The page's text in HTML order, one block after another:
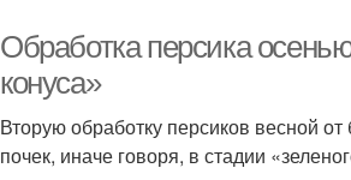
Обработка персика
конуса»
Вторую обработку персиков весной
почек, иначе говоря, в стадии